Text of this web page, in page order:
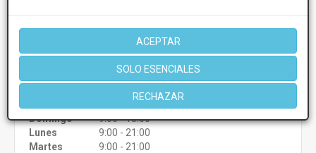
ACEPTAR
SOLO ESENCIALES
RECHAZAR
10% de descuento *
CONSULTAR/CITA/PRESUPUESTO
Domingo
9:00 - 15:00
Lunes
9:00 - 21:00
Martes
9:00 - 21:00